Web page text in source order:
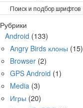
Поиск и подбор шрифтов
Рубрики
Android (133)
Angry Birds клоны (15)
Browser (2)
GPS Android (1)
Media (3)
Игры (20)